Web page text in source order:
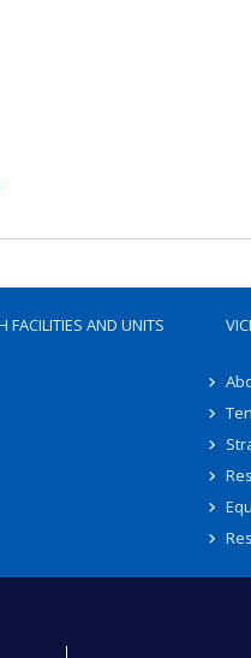
FACILITIES AND UNITS